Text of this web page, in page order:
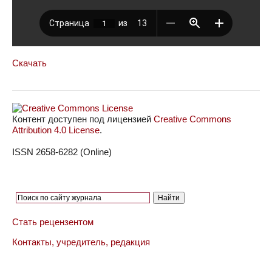
Скачать
Контент доступен под лицензией Creative Commons
Attribution 4.0 License.
ISSN 2658-6282 (Online)
Стать рецензентом
Контакты, учредитель, редакция